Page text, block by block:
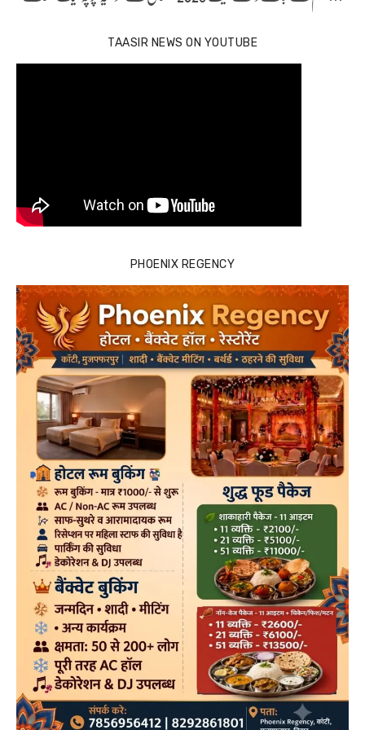
TAASIR NEWS ON YOUTUBE
PHOENIX REGENCY